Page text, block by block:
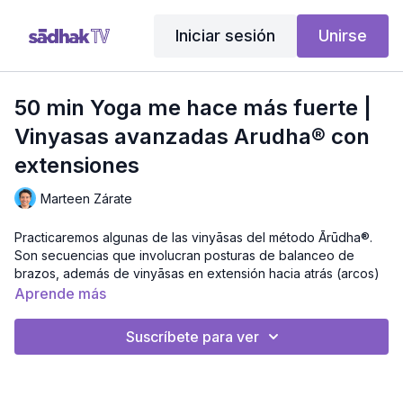
Iniciar sesión Unirse
50 min Yoga me hace más fuerte |
Vinyasas avanzadas Arudha® con
extensiones
Marteen Zárate
Practicaremos algunas de las vinyāsas del método Ārūdha®.
Son secuencias que involucran posturas de balanceo de
brazos, además de vinyāsas en extensión hacia atrás (arcos)
y rotación de cadera que requerirán toda tu flexibilidad. Te
repítela varias veces hasta dominar los movimientos.
Aprende más
Suscríbete para ver